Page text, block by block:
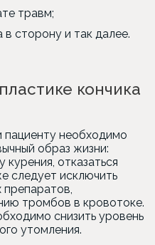
травм;
сторону и так далее.
кончика
пациенту необходимо
образ жизни:
отказаться
следует исключить
тромбов в кровотоке.
снизить уровень
утомления.